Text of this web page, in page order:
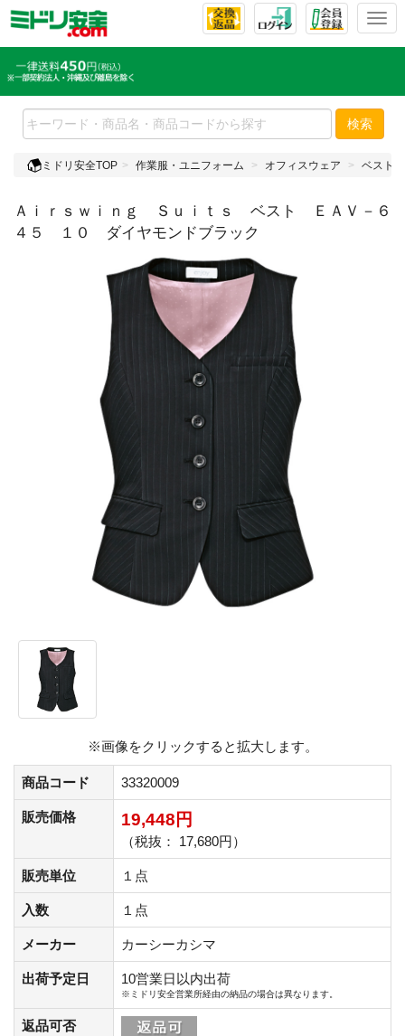
T
l
e
n
v
g
検索
ミドリ安全TOP 作業服・ユニフォーム オフィスウェア ベスト
Ａｉｒｓｗｉｎｇ Ｓｕｉｔｓ ベスト ＥＡＶ－６
４５ １０ ダイヤモンドブラック
※画像をクリックすると拡大します。
商品コード 33320009
販売価格 19,448円
（税抜： 17,680円）
販売単位 １点
入数 １点
メーカー カーシーカシマ
出荷予定日 10営業日以内出荷
※ミドリ安全営業所経由の納品の場合は異なります。
返品可否